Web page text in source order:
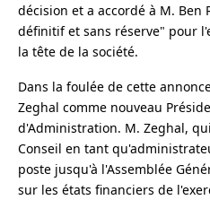
décision et a accordé à M.
définitif et sans réserve" pour
la tête de la société.
Dans la foulée de cette
Zeghal comme nouveau
d'Administration. M. Zeghal,
Conseil en tant
poste jusqu'à l'Assemblée
sur les états financiers de